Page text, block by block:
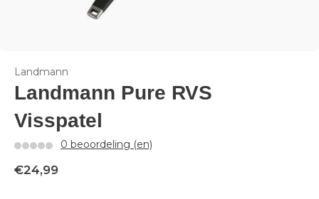
Landmann
Landmann Pure RVS
Visspatel
0 beoordeling (en)
€24,99